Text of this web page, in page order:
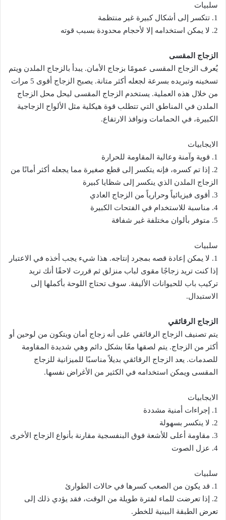
سلبيات
1. تتكسر إلى أشكال كبيرة غير منتظمة
2. لا يمكن استخدامه إلا لأحجام محدودة بسبب قوته
الزجاج المقسى
يُعرف الزجاج المقسى عمومًا بزجاج الأمان. يبدأ بالزجاج الملدن ويتم
تسخينه وتبريده بسرعة لجعله أكثر متانة. يصبح الزجاج أقوى 5 مرات
من خلال هذه العملية. يستخدم الزجاج المقسى ليحل محل الزجاج
الملدن في المناطق التي تتطلب قوة هيكلية مثل الألواح الزجاجية
الكبيرة، في الحمامات ونوافذ الارتفاع.
الايجابيات
1. قوية وآمنة وعالية المقاومة للحرارة
2. إذا تم كسره، فإنه يتكسر إلى قطع صغيرة مما يجعله أكثر أمانًا من
الزجاج الملدن الذي ينكسر إلى شظايا كبيرة
3. أقوى فيزيائياً وحرارياً من الزجاج العادي
4. مناسبة للاستخدام في الفتحات الكبيرة
5. متوفر بألوان مختلفة غير شفافة
سلبيات
1. لا يمكن إعادة قصه بمجرد إنتاجه. هذا شيء يجب أخذه في الاعتبار
إذا كنت تريد زجاجًا مقوى لباب منزلق ثم قررت لاحقًا أنك تريد
تركيب باب للحيوانات الأليفة. سوف تحتاج اللوحة بأكملها إلى
الاستبدال.
الزجاج الرقائقي
يتم تصنيف الزجاج الرقائقي على أنه زجاج أمان ويتكون من لوحين أو
أكثر من الزجاج. يتم لصقها معًا بشكل دائم وهي شديدة المقاومة
للصدمات. يعد الزجاج الرقائقي بديلاً مناسبًا للميزانية للزجاج
المقسى ويمكن استخدامه في الكثير من الأغراض نفسها.
الايجابيات
1. إجراءات أمنية مشددة
2. لا ينكسر بسهولة
3. مقاومة أعلى للأشعة فوق البنفسجية مقارنة بأنواع الزجاج الأخرى
4. عزل الصوت
سلبيات
1. قد يكون من الصعب كسرها في حالات الطوارئ
2. إذا تعرضت للماء لفترة طويلة من الوقت، فقد يؤدي ذلك إلى
تعرض الطبقة البينية للخطر.